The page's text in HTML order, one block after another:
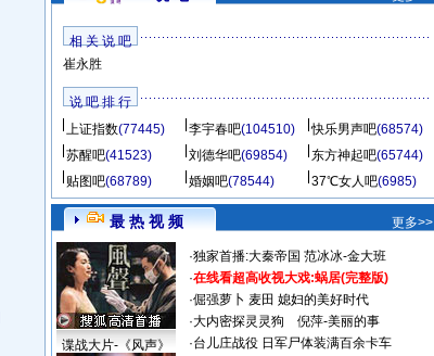
相 关 说 吧
崔永胜
说 吧 排 行
上证指数(77445) 李宇春吧(104510) 快乐男声吧(68574)
苏醒吧(41523) 刘德华吧(69854) 东方神起吧(65744)
贴图吧(68789) 婚姻吧(78544) 37℃女人吧(6985)
最 热 视 频 更多>>
谍战大片-《风声》
·独家首播:大秦帝国 范冰冰-金大班
·在线看超高收视大戏:蜗居(完整版)
·倔强萝卜 麦田 媳妇的美好时代
·大内密探灵灵狗
倪萍-美丽的事
·台儿庄战役 日军尸体装满百余卡车